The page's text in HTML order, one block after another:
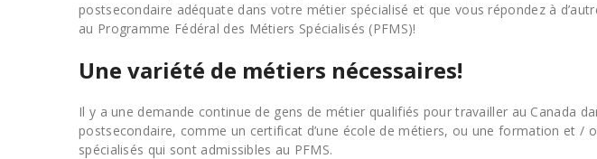
postsecondaire adéquate dans votre métier spécialisé et que vous répondez à
au Programme Fédéral des Métiers Spécialisés (PFMS)!
Une variété de métiers nécessaires!
Il y a une demande continue de gens de métier qualifiés pour travailler au Canada
postsecondaire, comme un certificat d’une école de métiers, ou une formation et /
spécialisés qui sont admissibles au PFMS.